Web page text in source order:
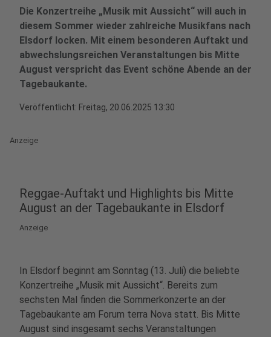
Die Konzertreihe „Musik mit Aussicht“ will auch in
diesem Sommer wieder zahlreiche Musikfans nach
Elsdorf locken. Mit einem besonderen Auftakt und
abwechslungsreichen Veranstaltungen bis Mitte
August verspricht das Event schöne Abende an der
Tagebaukante.
Veröffentlicht: Freitag, 20.06.2025 13:30
Anzeige
Reggae-Auftakt und Highlights bis Mitte
August an der Tagebaukante in Elsdorf
Anzeige
In Elsdorf beginnt am Sonntag (13. Juli) die beliebte
Konzertreihe „Musik mit Aussicht“. Bereits zum
sechsten Mal finden die Sommerkonzerte an der
Tagebaukante am Forum terra Nova statt. Bis Mitte
August sind insgesamt sechs Veranstaltungen